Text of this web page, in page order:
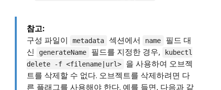
참고:
구성 파일이
metadata 섹션에서 name
필드 대
신
generateName 필드를 지정한 경우,
kubectl
delete -f <filename|url>
을 사용하여 오브젝
트를 삭제할 수 없다. 오브젝트를 삭제하려면 다
른 플래그를 사용해야 한다. 예를 들면, 다음과 같